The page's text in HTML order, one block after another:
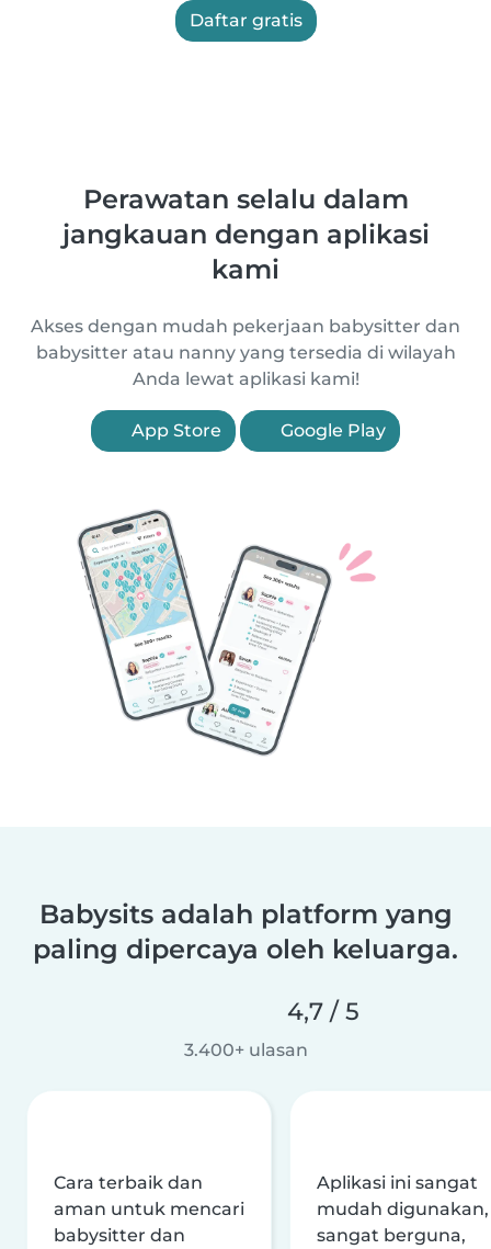
Daftar gratis
Perawatan selalu dalam
jangkauan dengan aplikasi
kami
Akses dengan mudah pekerjaan babysitter dan
babysitter atau nanny yang tersedia di wilayah
Anda lewat aplikasi kami!
App Store Google Play
Babysits adalah platform yang
paling dipercaya oleh keluarga.
4,7 / 5
3.400+ ulasan
Cara terbaik dan
aman untuk mencari
babysitter dan
Aplikasi ini sangat
mudah digunakan,
sangat berguna,